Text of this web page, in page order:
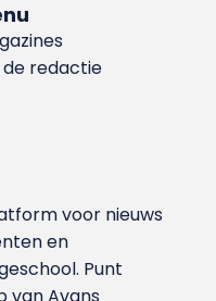
de redactie
voor nieuws
en
Punt